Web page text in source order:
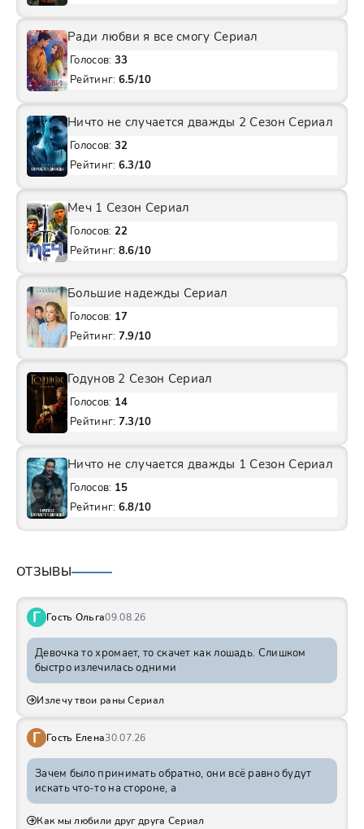
Ради любви я все смогу Сериал
Голосов: 33
Рейтинг: 6.5/10
Ничто не случается дважды 2 Сезон Сериал
Голосов: 32
Рейтинг: 6.3/10
Меч 1 Сезон Сериал
Голосов: 22
Рейтинг: 8.6/10
Большие надежды Сериал
Голосов: 17
Рейтинг: 7.9/10
Годунов 2 Сезон Сериал
Голосов: 14
Рейтинг: 7.3/10
Ничто не случается дважды 1 Сезон Сериал
Голосов: 15
Рейтинг: 6.8/10
ОТЗЫВЫ
Г Гость Ольга09.08.26
Девочка то хромает, то скачет как лошадь. Слишком
быстро излечилась одними
Излечу твои раны Сериал
Г Гость Елена30.07.26
Зачем было принимать обратно, они всё равно будут
искать что-то на стороне, а
Как мы любили друг друга Сериал